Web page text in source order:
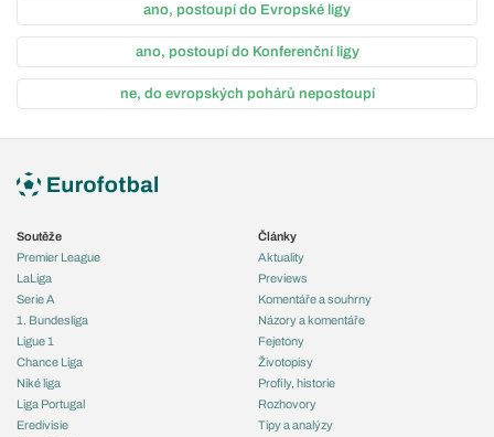
ano, postoupí do Evropské ligy
ano, postoupí do Konferenční ligy
ne, do evropských pohárů nepostoupí
Soutěže
Premier League
LaLiga
Serie A
1. Bundesliga
Ligue 1
Chance Liga
Niké liga
Liga Portugal
Eredivisie
Články
Aktuality
Previews
Komentáře a souhrny
Názory a komentáře
Fejetony
Životopisy
Profily, historie
Rozhovory
Tipy a analýzy